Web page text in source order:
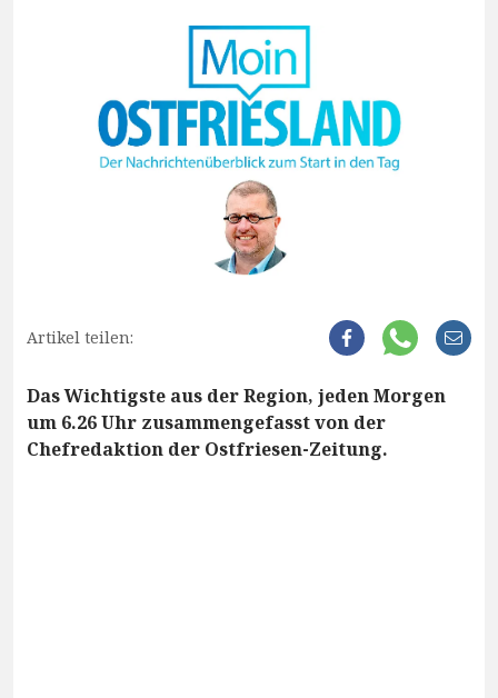
Artikel teilen:
Das Wichtigste aus der Region, jeden Morgen
um 6.26 Uhr zusammengefasst von der
Chefredaktion der Ostfriesen-Zeitung.